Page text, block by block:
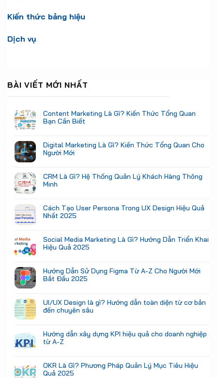
Kiến thức bảng hiệu
Dịch vụ
BÀI VIẾT MỚI NHẤT
Content Marketing Là Gì? Kiến Thức Tổng Quan
Bạn Cần Biết
Digital Marketing Là Gì? Kiến Thức Tổng Quan Cho
Người Mới
CRM Là Gì? Hệ Thống Quản Lý Khách Hàng Thông
Minh
Cách Tạo User Persona Trong UX Design Hiệu Quả
Nhất 2025
Social Media Marketing Là Gì? Hướng Dẫn Triển Khai
Hiệu Quả 2025
Hướng Dẫn Sử Dụng Figma Từ A-Z Cho Người Mới
Bắt Đầu 2025
UI/UX Design là gì? Hướng dẫn toàn diện từ cơ bản
đến chuyên sâu
Hướng dẫn xây dựng KPI hiệu quả cho doanh nghiệp
từ A-Z
OKR Là Gì? Phương Pháp Quản Lý Mục Tiêu Hiệu
Quả 2025